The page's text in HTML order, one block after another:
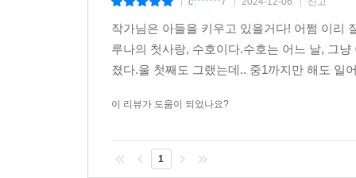
작가님은 아들을 키우고 있을거다! 어쩜 이리
루나의 첫사랑, 수호이다.수호는 어느 날, 그
졌다.울 첫째도 그랬는데.. 중1까지만 해도 일
이 리뷰가 도움이 되었나요?
1